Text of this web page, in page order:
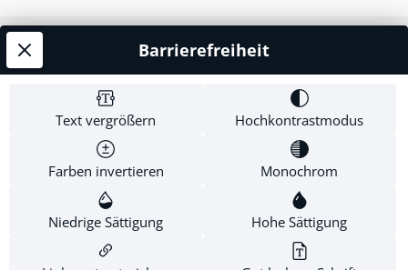
zur Bibel- Eine kleine Einführungen in jedes Bibelbuch-
2 Karten- Einige Sacherklärungen.
Service-Hotline
Shop Service
Informationen
Newsletter
Text vergrößern Hochkontrastmodus
Farben invertieren Monochrom
Niedrige Sättigung Hohe Sättigung
Barrierefreiheit